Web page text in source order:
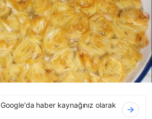
Google'da haber kaynağınız olarak